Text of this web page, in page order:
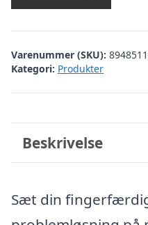
Varenummer (SKU):
Kategori: Produkter
Beskrivelse
Sæt din